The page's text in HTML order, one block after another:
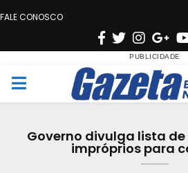
FALE CONOSCO
F
c
e
o
o
T
w
i
t
e
n
s
t
g
r
G
o
o
g
e
M
Governo divulga lista
impróprios para